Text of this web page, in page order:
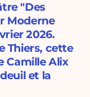
"Des
Moderne
2026.
Thiers, cette
Camille Alix
et la